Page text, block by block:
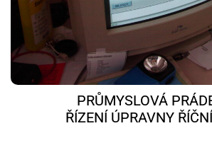
PRŮMYSLOVÁ
ŘÍZENÍ ÚPRAVNY